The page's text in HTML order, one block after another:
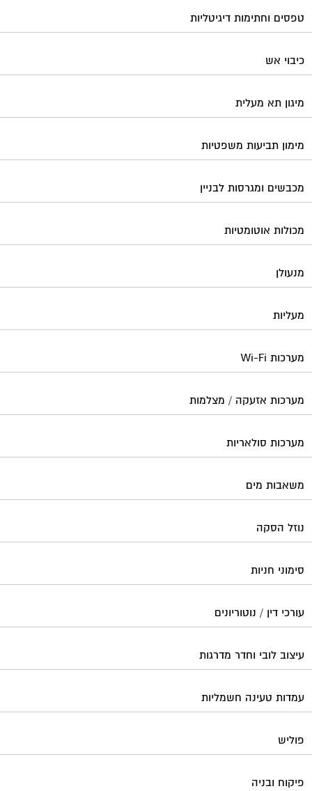
טפסים וחתימות דיגיטליות
כיבוי אש
מיגון תא מעלית
מימון תביעות משפטיות
מכבשים ומגרסות לבניין
מכולות אוטומטיות
מנעולן
מעליות
מערכות Wi-Fi
מערכות אזעקה / מצלמות
מערכות סולאריות
משאבות מים
נוזל הסקה
סימוני חניות
עורכי דין / נוטוריונים
עיצוב לובי וחדר מדרגות
עמדות טעינה חשמליות
פוליש
פיקוח ובניה